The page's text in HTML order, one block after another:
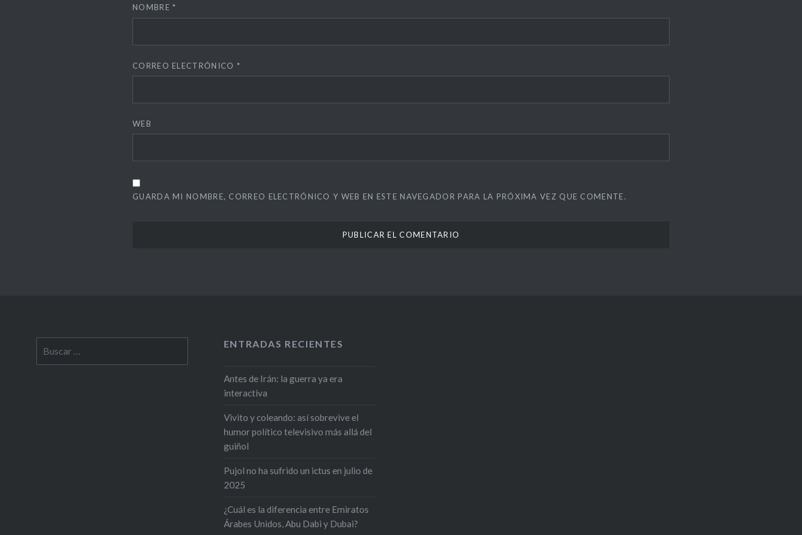
NOMBRE*
CORREO ELECTRÓNICO *
WEB
GUARDA MI NOMBRE, CORREO ELECTRÓNICO Y WEB EN ESTE NAVEGADOR PARA LA PRÓXIMA VEZ QUE COMENTE.
ENTRADAS RECIENTES
Antes de Irán: la guerra ya era
interactiva
Vivito y coleando: así sobrevive el
humor político televisivo más allá del
guiñol
Pujol no ha sufrido un ictus en julio de
2025
¿Cuál es la diferencia entre Emiratos
Árabes Unidos, Abu Dabi y Dubai?